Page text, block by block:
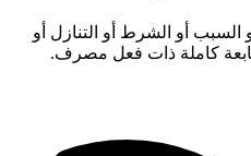
السبب أو الشرط أو التنازل أو
كاملة ذات فعل مصرف.